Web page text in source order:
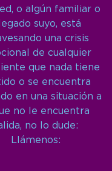
o algún familiar o
suyo, está
una crisis
de cualquier
que nada tiene
o se encuentra
en una situación a
no le encuentra
no lo dude:
Llámenos: